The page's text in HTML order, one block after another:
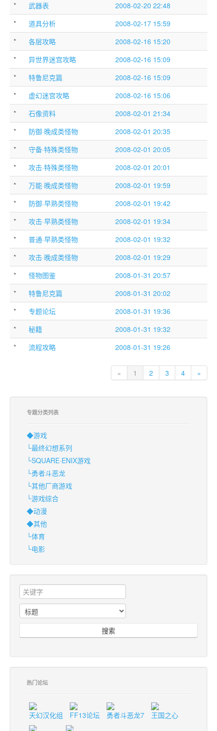
*
武器表
2008-02-20 22:48
*
道具分析
2008-02-17 15:59
*
各层攻略
2008-02-16 15:20
*
异世界迷宫攻略
2008-02-16 15:09
*
特鲁尼克篇
2008-02-16 15:09
*
虚幻迷宫攻略
2008-02-16 15:06
*
石像资料
2008-02-01 21:34
*
防御·晚成类怪物
2008-02-01 20:35
*
守备·特殊类怪物
2008-02-01 20:05
*
攻击·特殊类怪物
2008-02-01 20:01
*
万能·晚成类怪物
2008-02-01 19:59
*
防御·早熟类怪物
2008-02-01 19:42
*
攻击·早熟类怪物
2008-02-01 19:34
*
普通·早熟类怪物
2008-02-01 19:32
*
攻击·晚成类怪物
2008-02-01 19:29
*
怪物图鉴
2008-01-31 20:57
*
特鲁尼克篇
2008-01-31 20:02
*
专题论坛
2008-01-31 19:36
*
秘籍
2008-01-31 19:32
*
流程攻略 2008-01-31 19:26
« 1 2 3 4 »
专题分类列表
◆游戏
└最终幻想系列
└SQUARE·ENIX游戏
└勇者斗恶龙
└其他厂商游戏
└游戏综合
◆动漫
◆其他
└体育
└电影
搜索
热门论坛
天幻汉化组 FF13论坛 勇者斗恶龙7 王国之心